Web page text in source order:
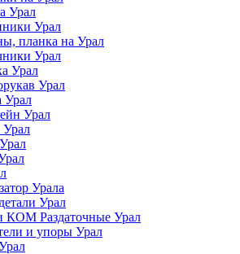
Урал
Урал
планка на Урал
Урал
Урал
Урал
Урал
Урал
Урала
Урал
КОМ Раздаточные Урал
и упоры Урал